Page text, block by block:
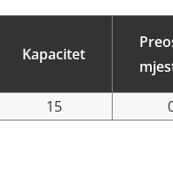
Kapacitet
15